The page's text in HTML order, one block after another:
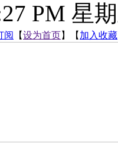
PM 星
阅 【设为首页】【 加入收藏